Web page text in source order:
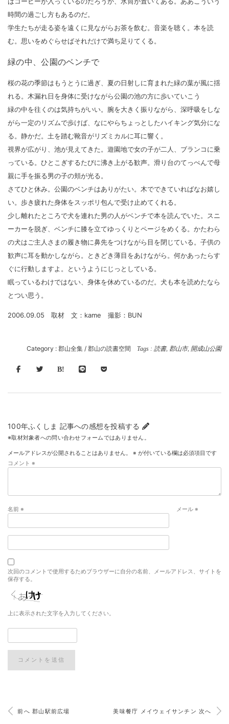
時間の過ごし方もあるのだ。
学生たちが走る姿を遠くに見ながらお茶を飲む。音楽を聴く。本を読
む。思いをめぐらせばそれだけで満ち足りてくる。
緑の中、公園のベンチで
桜の花の季節はもうとうに過ぎ、夏の日射しに育まれた緑の葉が風に揺
れる。木漏れ日を身体に受けながら公園の池の方に歩いていこう
緑の中を往くのは気持ちがいい。腕を大きく振りながら、深呼吸をしな
がら一定のリズムで歩けば、なにやらちょっとしたハイキング気分にな
る。静かだ。土を踏む靴音がリズミカルに耳に響く。
視界が広がり、池が見えてきた。遊園地で女の子が二人、ブランコに乗
っている。ひとこぎするたびに沸き上がる歓声。滑り台のてっぺんで母
親に手を振る男の子の頬が光る。
さてひと休み。公園のベンチはありがたい。木でできていればなお嬉し
い。歩き疲れた身体をスッポリ包んで受け止めてくれる。
少し離れたところで犬を連れた男の人がベンチで本を読んでいた。スニ
ーカーを脱ぎ、ベンチに膝を立てゆっくりとページをめくる。かたわら
の犬はご主人さまの履き物に鼻先をつけながら目を閉じている。子供の
歓声に耳を動かしながら。ときどき薄目をあけながら。何かあったらす
ぐに行動しますよ。というようにじっとしている。
眠っているわけではない、身体を休めているのだ。犬も本を読めたなら
とつい思う。
2006.09.05 取材 文：kame 撮影：BUN
Category : 郡山全集/ 郡山の読書空間 Tags : 読書, 郡山市, 開成山公園
100年ふくしま 記事への感想を投稿する
※取材対象者への問い合わせフォームではありません。
メールアドレスが公開されることはありません。 ※ が付いている欄は必須項目です
コメント ※
名前 ※ メール ※
次回のコメントで使用するためブラウザーに自分の名前、メールアドレス、サイトを
保存する。
上に表示された文字を入力してください。
前へ 郡山駅前広場 美味餐庁 メイウェイサンチン 次へ